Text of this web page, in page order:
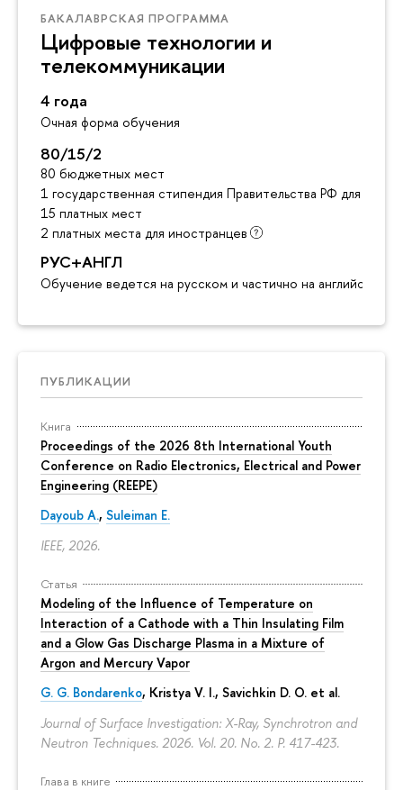
БАКАЛАВРСКАЯ ПРОГРАММА
Цифровые технологии и
телекоммуникации
4 года
Очная форма обучения
80/15/2
80 бюджетных мест
1 государственная стипендия Правительства РФ для
15 платных мест
2 платных места для иностранцев
РУС+АНГЛ
Обучение ведется на русском и частично на английском
ПУБЛИКАЦИИ
Книга
Proceedings of the 2026 8th International Youth
Conference on Radio Electronics, Electrical and Power
Engineering (REEPE)
Dayoub A., Suleiman E.
IEEE, 2026.
Статья
Modeling of the Influence of Temperature on
Interaction of a Cathode with a Thin Insulating Film
and a Glow Gas Discharge Plasma in a Mixture of
Argon and Mercury Vapor
G. G. Bondarenko, Kristya V. I., Savichkin D. O. et al.
Journal of Surface Investigation: X-Ray, Synchrotron and
Neutron Techniques. 2026. Vol. 20. No. 2. P. 417-423.
Глава в книге